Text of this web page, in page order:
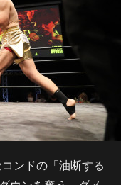
ンドの「油断する